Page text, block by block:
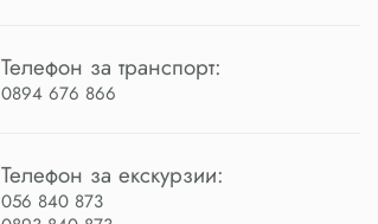
Телефон за транспорт:
0894 676 866
Телефон за екскурзии:
056 840 873